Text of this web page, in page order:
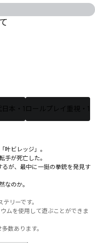
本・1ロールプレイ重視・1
ビレッジ」。
が死亡した。
が、最中に一挺の拳銃を発見す
のか。
リーです。
ムを使用して遊ぶことができま
数あります。